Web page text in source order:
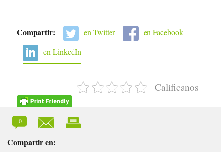
Compartir: en Twitter
en Facebook
en LinkedIn
Calificanos
0
Compartir en: